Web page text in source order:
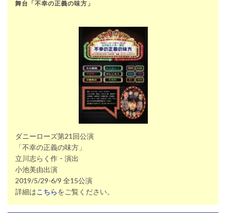
舞台「不幸の正義の味方」
ダニーローズ第21回公演
「不幸の正義の味方」
立川志らく作・演出
小池美由出演
2019/5/29-6/9 全15公演
詳細はこちらをご覧ください。